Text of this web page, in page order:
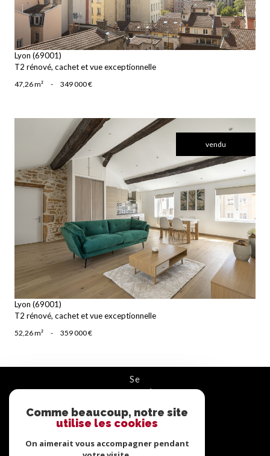
Lyon (69001)
T2 rénové, cachet et vue exceptionnelle
47,26 m² - 349 000 €
vendu
voir le bien
Lyon (69001)
T2 rénové, cachet et vue exceptionnelle
52,26 m² - 359 000 €
se
connecter
ESPACE PROPRIÉTAIRE
nous
Comme beaucoup, notre site
utilise les cookies
On aimerait vous accompagner pendant